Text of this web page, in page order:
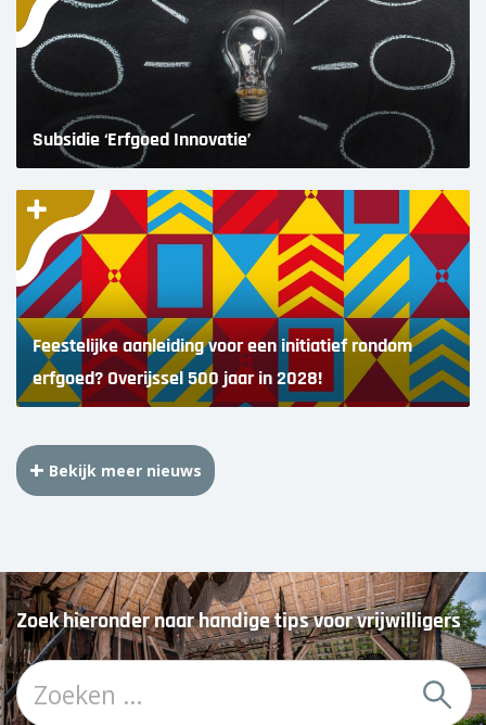
Subsidie ‘Erfgoed Innovatie’
Feestelijke aanleiding voor een initiatief rondom
erfgoed? Overijssel 500 jaar in 2028!
Bekijk meer nieuws
Zoek hieronder naar handige tips voor vrijwilligers
Z
o